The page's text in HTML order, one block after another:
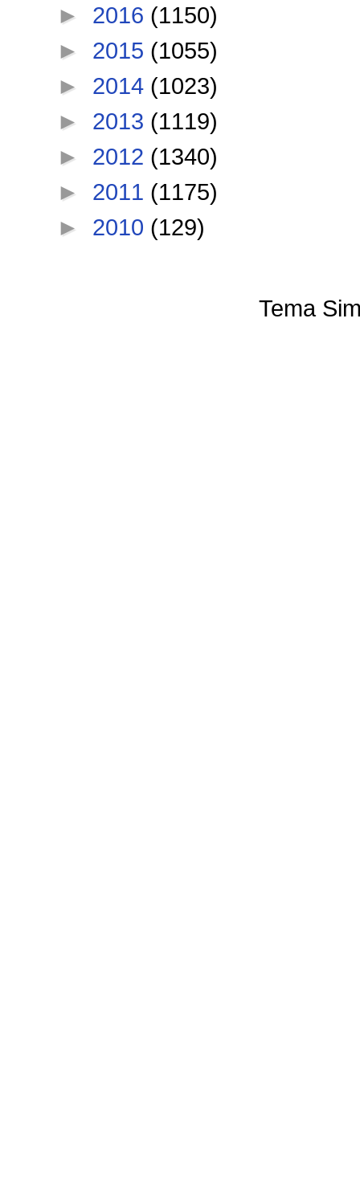
► 2016 (1150)
► 2015 (1055)
► 2014 (1023)
► 2013 (1119)
► 2012 (1340)
► 2011 (1175)
► 2010 (129)
Tema